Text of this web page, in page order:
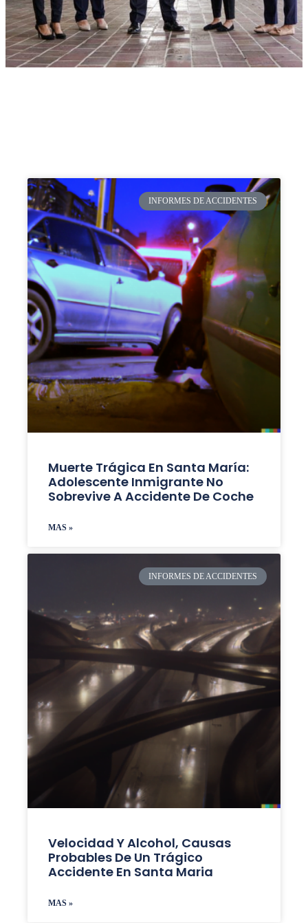
INFORMES DE ACCIDENTES
Muerte Trágica En Santa María:
Adolescente Inmigrante No
Sobrevive A Accidente De Coche
MAS »
INFORMES DE ACCIDENTES
Velocidad Y Alcohol, Causas
Probables De Un Trágico
Accidente En Santa Maria
MAS »